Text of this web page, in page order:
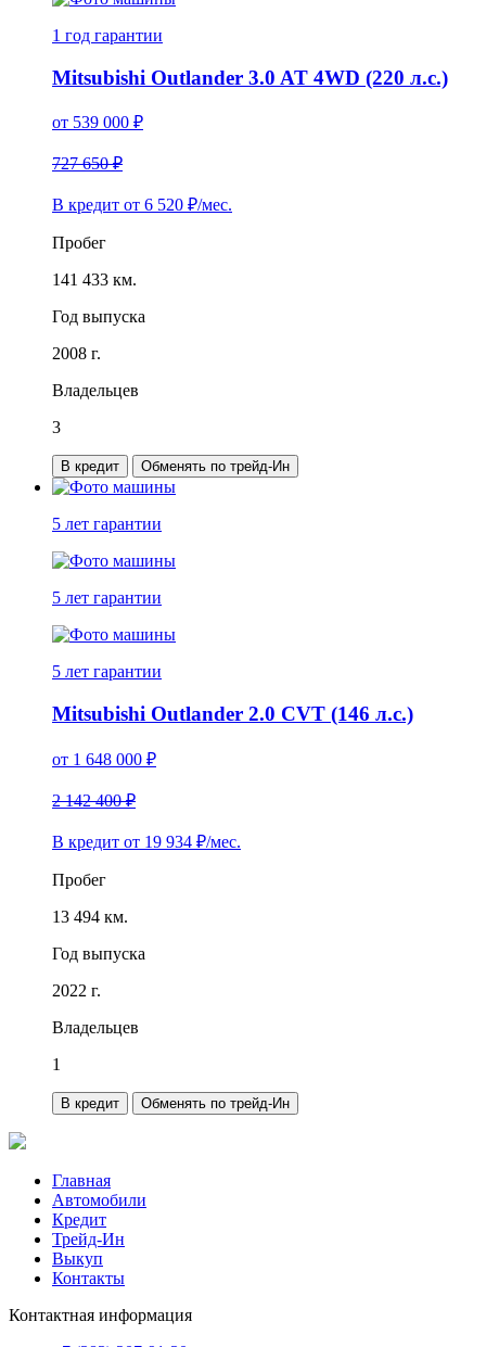
1 год гарантии
Mitsubishi Outlander 3.0 AT 4WD (220 л.с.)
от 539 000 ₽
727 650 ₽
В кредит от 6 520 ₽/мес.
Пробег
141 433 км.
Год выпуска
2008 г.
Владельцев
3
В кредит Обменять по трейд-Ин
5 лет гарантии
5 лет гарантии
5 лет гарантии
Mitsubishi Outlander 2.0 CVT (146 л.с.)
от 1 648 000 ₽
2 142 400 ₽
В кредит от 19 934 ₽/мес.
Пробег
13 494 км.
Год выпуска
2022 г.
Владельцев
1
В кредит Обменять по трейд-Ин
Главная
Автомобили
Кредит
Трейд-Ин
Выкуп
Контакты
Контактная информация